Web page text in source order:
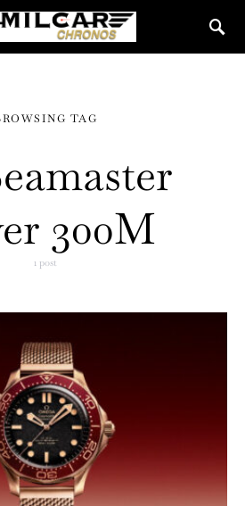
TAG
300M
1 post